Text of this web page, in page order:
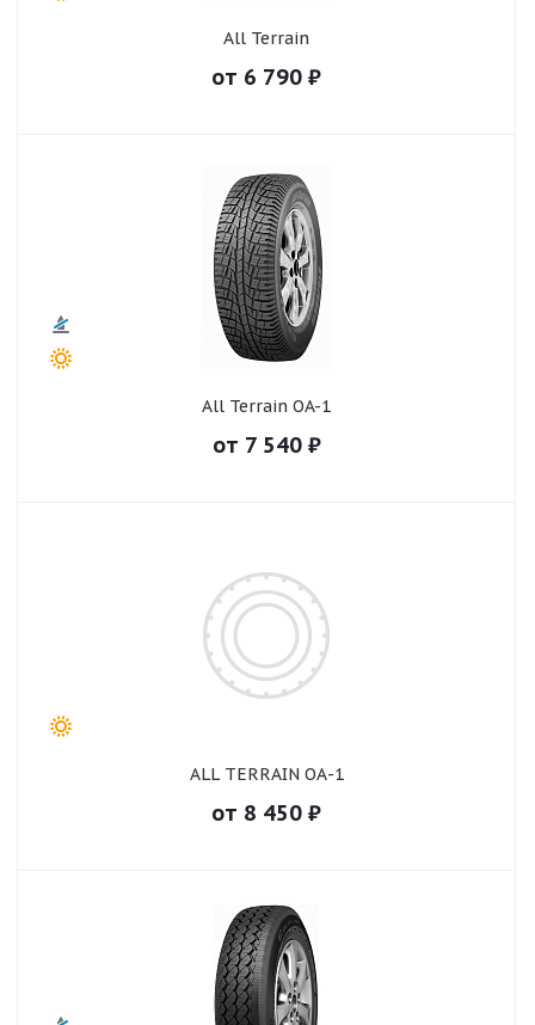
All Terrain
от 6 790 ₽
All Terrain OA-1
от 7 540₽
ALL TERRAIN ОА-1
от 8 450 ₽